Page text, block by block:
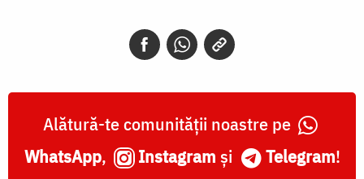
Alătură-te comunității noastre pe
WhatsApp, Instagram și Telegram!